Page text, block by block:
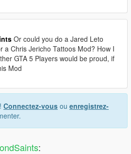
Or could you do a Jared Leto
a Chris Jericho Tattoos Mod? How I
GTA 5 Players would be proud, if
Mod
Connectez-vous ou enregistrez-
: